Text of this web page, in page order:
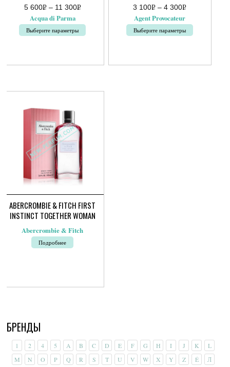
5 600Р
УБ.
– 11 300Р
Диапазон
600руб.
Acqua di Parma
Выберите параметры
имеет
Опции
выбрать
3 100Р
УБ.
– 4 300Р
Диапазон
100руб.
Agent Provocateur
Выберите параметры
имеет
ABERCROMBIE & FITCH FIRST
INSTINCT TOGETHER WOMAN
Abercrombie & Fitch
Подробнее
БРЕНДЫ
1 2 4 5 A B C D E F G H I J K
L
M
N O P Q R S T U V W X Y Z É Л